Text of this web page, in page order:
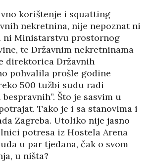
korištenje i squatting
nekretnina, nije nepoznat ni
ni Ministarstvu prostornog
te Državnim nekretninama
direktorica Državnih
pohvalila prošle godine
500 tužbi sudu radi
Što je sasvim u
Tako je i sa stanovima i
Zagreba. Utoliko nije jasno
potresa iz Hostela Arena
u par tjedana, čak o svom
u ništa?